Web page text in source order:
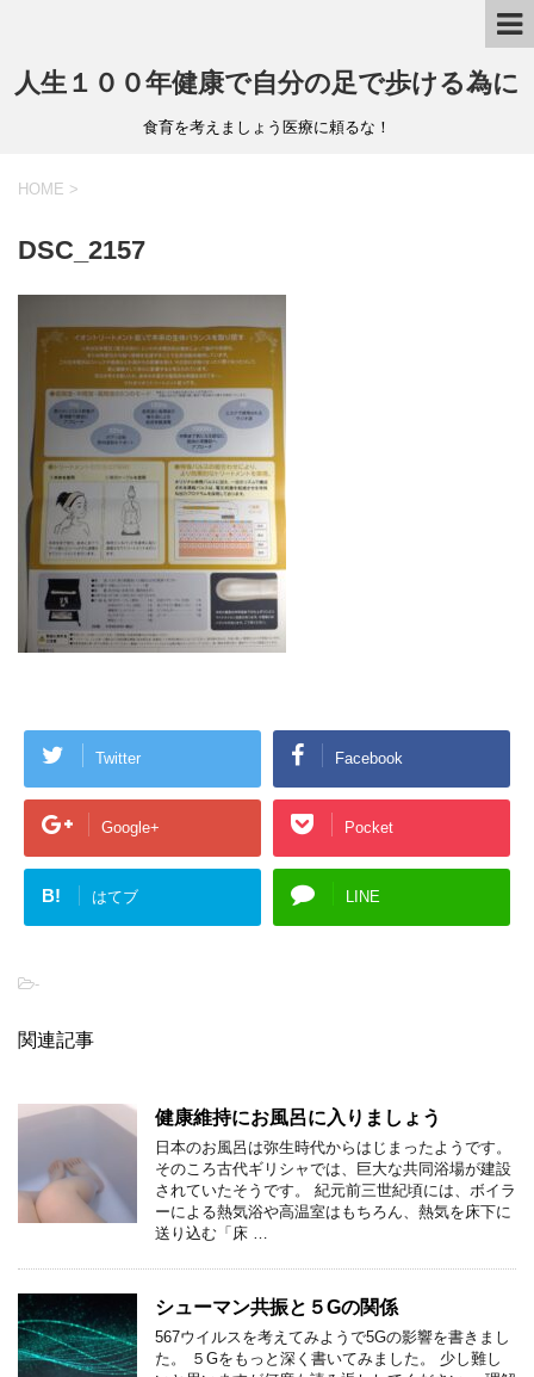
人生１００年健康で自分の足で歩ける為に
食育を考えましょう医療に頼るな！
HOME >
DSC_2157
Twitter Facebook
Google+ Pocket
B! はてブ LINE
-
関連記事
健康維持にお風呂に入りましょう
日本のお風呂は弥生時代からはじまったようです。
そのころ古代ギリシャでは、巨大な共同浴場が建設
されていたそうです。 紀元前三世紀頃には、ボイラ
ーによる熱気浴や高温室はもちろん、熱気を床下に
送り込む「床 …
シューマン共振と５Gの関係
567ウイルスを考えてみようで5Gの影響を書きまし
た。 ５Gをもっと深く書いてみました。 少し難し